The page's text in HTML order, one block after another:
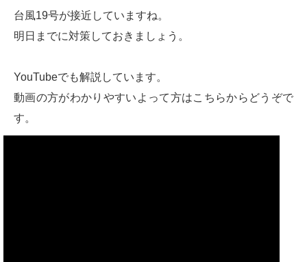
台風19号が接近していますね。
明日までに対策しておきましょう。
YouTubeでも解説しています。
動画の方がわかりやすいよって方はこちらからどうぞで
す。